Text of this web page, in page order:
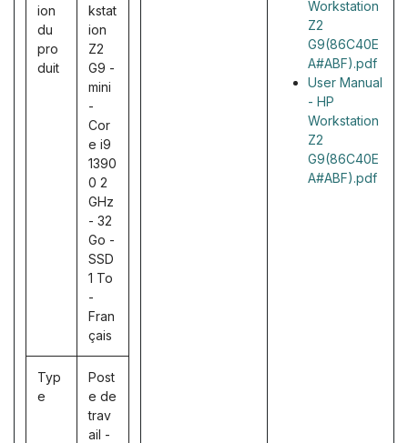
ion
du
pro
duit
kstat
ion
Z2
G9 -
mini
-
Cor
e i9
1390
0 2
GHz
- 32
Go -
SSD
1 To
-
Fran
çais
Typ
e
Post
e de
trav
ail -
Workstation
Z2
G9(86C40E
A#ABF).pdf
User Manual
- HP
Workstation
Z2
G9(86C40E
A#ABF).pdf